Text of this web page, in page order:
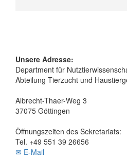
Unsere Adresse:
Department für
Abteilung Tierzucht und
Albrecht-Thaer-Weg 3
37075 Göttingen
Öffnungszeiten des Sekretariats:
Tel. +49 551 39 26656
✉ E-Mail